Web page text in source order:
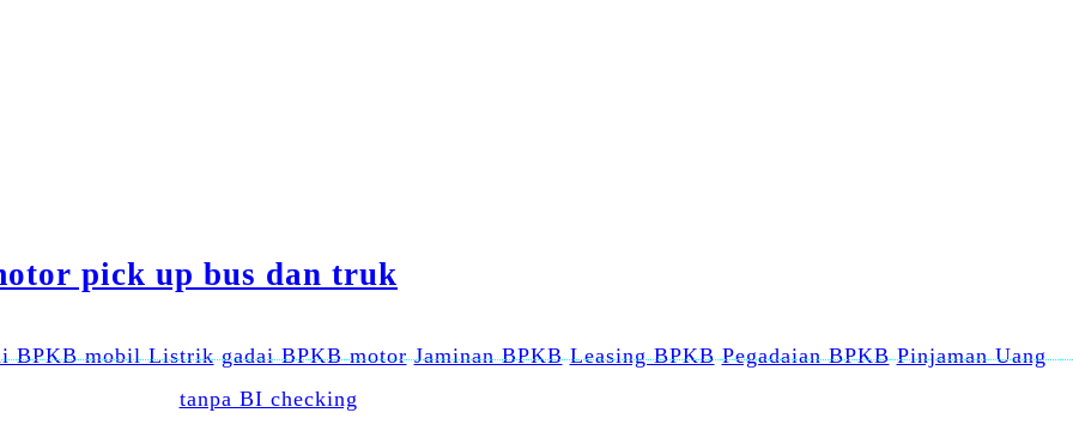
BPKB mobil Listrik gadai BPKB motor Jaminan BPKB Leasing BPKB Pegadaian BPKB Pinjaman Uang
tanpa BI checking